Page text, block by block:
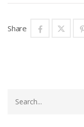
Share